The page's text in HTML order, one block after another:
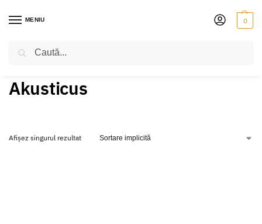
MENIU 0
Akusticus
Afișez singurul rezultat